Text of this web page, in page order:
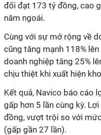
đối đạt 173 tỷ đồng, cao
năm ngoái.
Cùng với sự mở rộng về
cũng tăng mạnh 118%
doanh nghiệp tăng 25%
chịu thiệt khi xuất hiện
Kết quả, Navico báo cáo
gấp hơn 5 lần cùng kỳ.
đồng, vượt trội so với
(gấp gần 27 lần).